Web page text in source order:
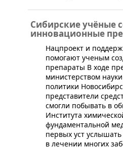
Сибирские учёные
инновационные
Нацпроект и
помогают ученым
препараты В ходе
министерством
политики
представители
смогли побывать в
Института
фундаментальной
первых уст
в лечении многих